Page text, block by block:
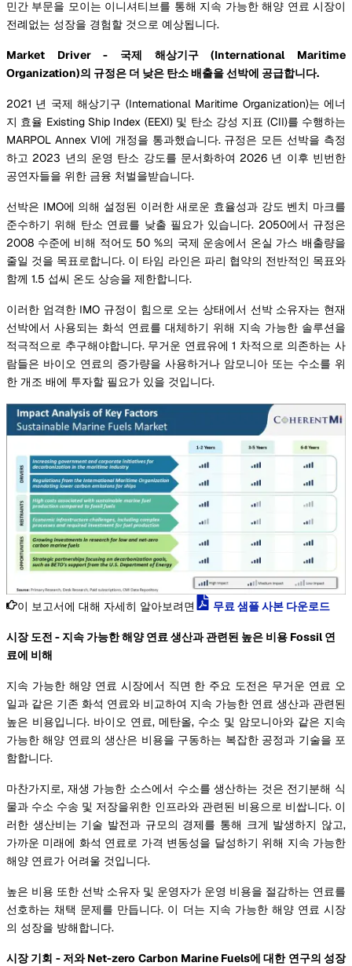
민간 부문을 모이는 이니셔티브를 통해 지속 가능한 해양 연료 시장이
전례없는 성장을 경험할 것으로 예상됩니다.
Market Driver - 국제 해상기구 (International Maritime
Organization)의 규정은 더 낮은 탄소 배출을 선박에 공급합니다.
2021 년 국제 해상기구 (International Maritime Organization)는 에너
지 효율 Existing Ship Index (EEXI) 및 탄소 강성 지표 (CII)를 수행하는
MARPOL Annex VI에 개정을 통과했습니다. 규정은 모든 선박을 측정
하고 2023 년의 운영 탄소 강도를 문서화하여 2026 년 이후 빈번한
공연자들을 위한 금융 처벌을받습니다.
선박은 IMO에 의해 설정된 이러한 새로운 효율성과 강도 벤치 마크를
준수하기 위해 탄소 연료를 낮출 필요가 있습니다. 2050에서 규정은
2008 수준에 비해 적어도 50 %의 국제 운송에서 온실 가스 배출량을
줄일 것을 목표로합니다. 이 타임 라인은 파리 협약의 전반적인 목표와
함께 1.5 섭씨 온도 상승을 제한합니다.
이러한 엄격한 IMO 규정이 힘으로 오는 상태에서 선박 소유자는 현재
선박에서 사용되는 화석 연료를 대체하기 위해 지속 가능한 솔루션을
적극적으로 추구해야합니다. 무거운 연료유에 1 차적으로 의존하는 사
람들은 바이오 연료의 증가량을 사용하거나 암모니아 또는 수소를 위
한 개조 배에 투자할 필요가 있을 것입니다.
이 보고서에 대해 자세히 알아보려면 무료 샘플 사본 다운로드
시장 도전 - 지속 가능한 해양 연료 생산과 관련된 높은 비용 Fossil 연
료에 비해
지속 가능한 해양 연료 시장에서 직면 한 주요 도전은 무거운 연료 오
일과 같은 기존 화석 연료와 비교하여 지속 가능한 연료 생산과 관련된
높은 비용입니다. 바이오 연료, 메탄올, 수소 및 암모니아와 같은 지속
가능한 해양 연료의 생산은 비용을 구동하는 복잡한 공정과 기술을 포
함합니다.
마찬가지로, 재생 가능한 소스에서 수소를 생산하는 것은 전기분해 식
물과 수소 수송 및 저장을위한 인프라와 관련된 비용으로 비쌉니다. 이
러한 생산비는 기술 발전과 규모의 경제를 통해 크게 발생하지 않고,
가까운 미래에 화석 연료로 가격 변동성을 달성하기 위해 지속 가능한
해양 연료가 어려울 것입니다.
높은 비용 또한 선박 소유자 및 운영자가 운영 비용을 절감하는 연료를
선호하는 채택 문제를 만듭니다. 이 더는 지속 가능한 해양 연료 시장
의 성장을 방해합니다.
시장 기회 - 저와 Net-zero Carbon Marine Fuels에 대한 연구의 성장